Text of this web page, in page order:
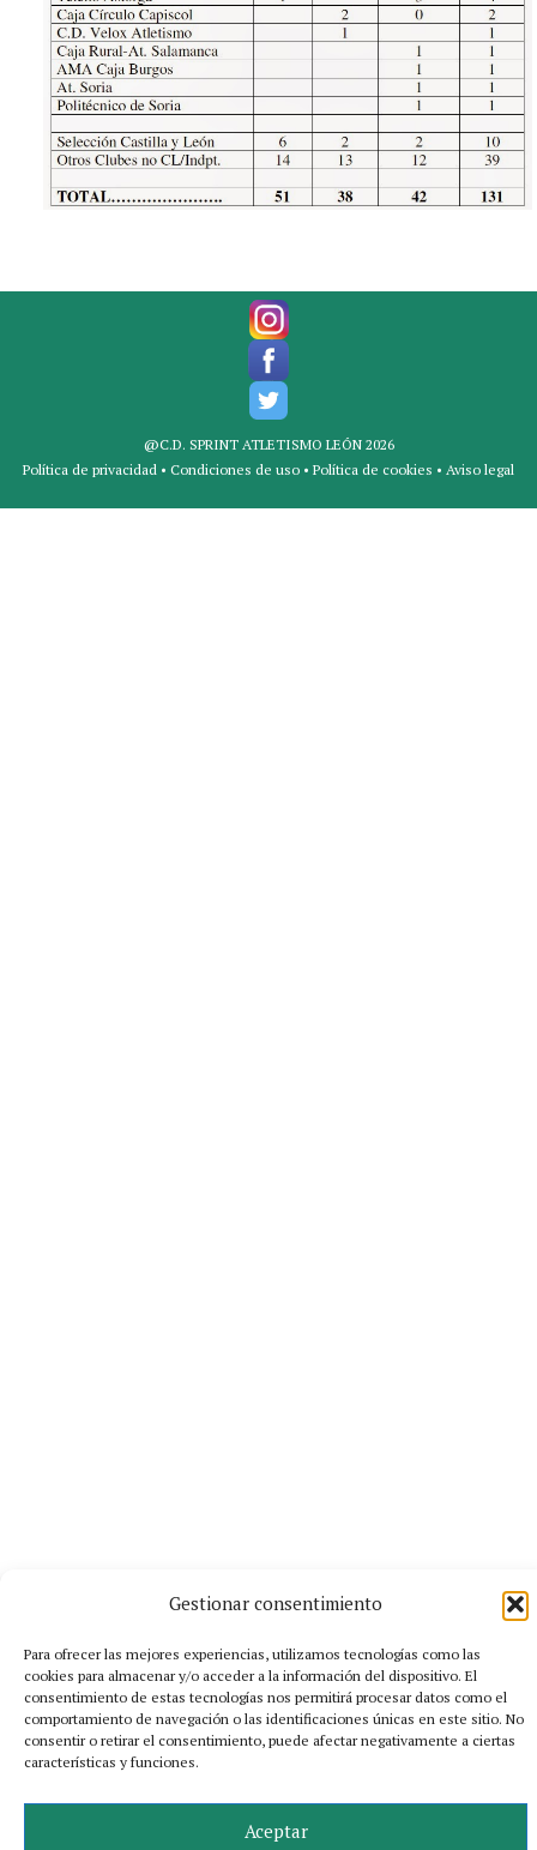
Gestionar consentimiento
Para ofrecer las mejores experiencias, utilizamos tecnologías como las
cookies para almacenar y/o acceder a la información del dispositivo. El
consentimiento de estas tecnologías nos permitirá procesar datos como el
comportamiento de navegación o las identificaciones únicas en este sitio. No
consentir o retirar el consentimiento, puede afectar negativamente a ciertas
características y funciones.
Aceptar
@C.D. SPRINT ATLETISMO LEÓN 2026
Política de privacidad • Condiciones de uso • Política de cookies • Aviso legal